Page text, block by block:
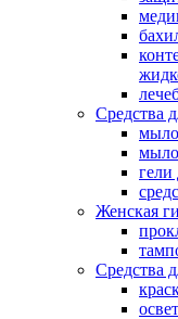
Средства
мыло
гели
Женская
Средства